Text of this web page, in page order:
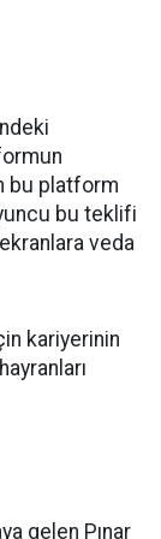
bu platform
bu teklifi
veda
kariyerinin
gelen Pınar